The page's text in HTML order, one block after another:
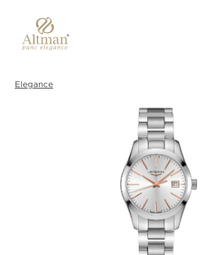
Elegance